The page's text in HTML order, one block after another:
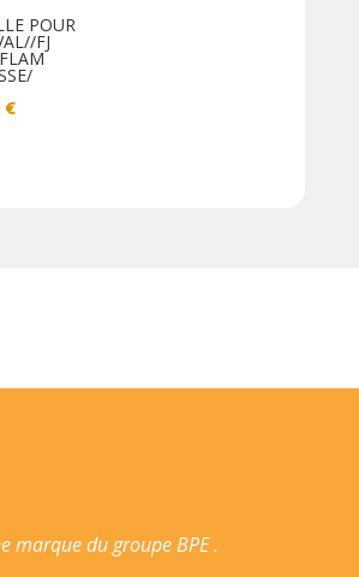
POUR
FJ
€
marque du groupe BPE .